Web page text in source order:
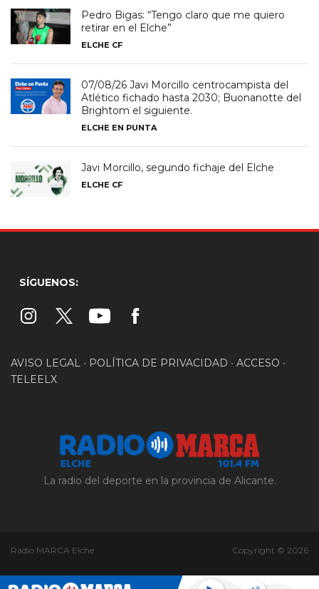
Pedro Bigas: “Tengo claro que me quiero
retirar en el Elche”
ELCHE CF
07/08/26 Javi Morcillo centrocampista del
Atlético fichado hasta 2030; Buonanotte del
Brightom el siguiente.
ELCHE EN PUNTA
Javi Morcillo, segundo fichaje del Elche
ELCHE CF
SÍGUENOS:
AVISO LEGAL • POLÍTICA DE PRIVACIDAD • ACCESO •
TELEELX
La radio del deporte en la provincia de Alicante.
Radio MARCA Elche Copyright © 2026